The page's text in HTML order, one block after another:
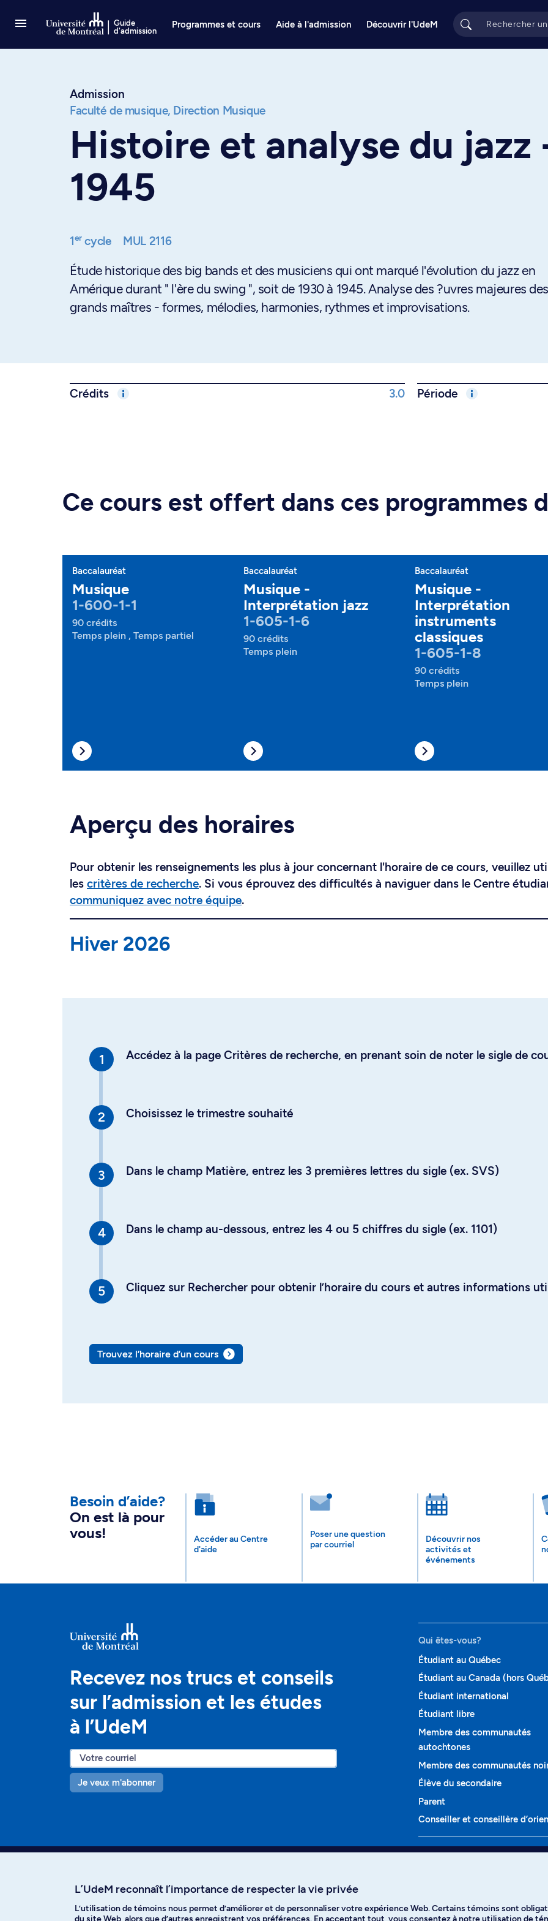
Guide
d'admission
Programmes et cours Aide à l'admission Découvrir l'UdeM
Admission
Faculté de musique, Direction Musique
Histoire et analyse du jazz
1945
1ercycle MUL 2116
Étude historique des big bands et des musiciens qui ont marqué l'évolution du jazz en
Amérique durant " l'ère du swing ", soit de 1930 à 1945. Analyse des ?uvres majeures
grands maîtres - formes, mélodies, harmonies, rythmes et improvisations.
Crédits 3.0 Période
Ce cours est offert dans ces programmes
Baccalauréat
Musique
1-600-1-1
90 crédits
Temps plein , Temps partiel
Baccalauréat
Musique -
Interprétation jazz
1-605-1-6
90 crédits
Temps plein
Baccalauréat
Musique -
Interprétation
instruments
classiques
1-605-1-8
90 crédits
Temps plein
Aperçu des horaires
Pour obtenir les renseignements les plus à jour concernant l'horaire de ce cours, veuillez
les critères de recherche. Si vous éprouvez des difficultés à naviguer dans le Centre
communiquez avec notre équipe.
Hiver 2026
Accédez à la page Critères de recherche, en prenant soin de noter le sigle de
Choisissez le trimestre souhaité
Dans le champ Matière, entrez les 3 premières lettres du sigle (ex. SVS)
Dans le champ au-dessous, entrez les 4 ou 5 chiffres du sigle (ex. 1101)
Cliquez sur Rechercher pour obtenir l’horaire du cours et autres informations
Trouvez l’horaire d’un cours
Besoin d’aide?
On est là pour
vous!
Accéder au Centre
d'aide
Poser une question
par courriel
Découvrir nos
activités et
événements
Recevez nos trucs et conseils
sur l’admission et les études
à l’UdeM
Je veux m'abonner
Qui êtes-vous?
Étudiant au Québec
Étudiant au Canada (hors
Étudiant international
Étudiant libre
Membre des communautés
autochtones
Membre des communautés
Élève du secondaire
Parent
Conseiller et conseillère
Programmes et cours
Facebook Instagram TikTok YouTube Spotify
L’UdeM reconnaît l’importance de respecter la vie privée
L’utilisation de témoins nous permet d’améliorer et de personnaliser votre expérience Web. Certains témoins sont
du site Web, alors que d’autres enregistrent vos préférences. En acceptant tout, vous consentez à notre utilisation de